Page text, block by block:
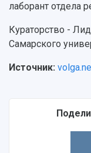
лаборант отдела
Кураторство -
Самарского
Источник: